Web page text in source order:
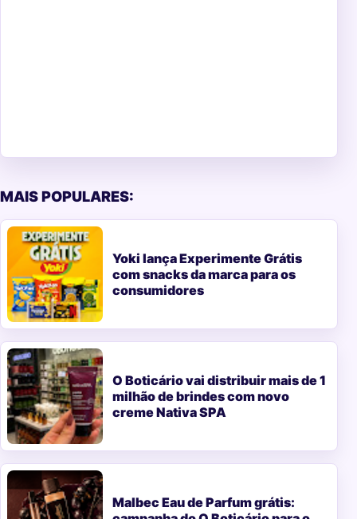
MAIS POPULARES:
Yoki lança Experimente Grátis
com snacks da marca para os
consumidores
O Boticário vai distribuir mais de 1
milhão de brindes com novo
creme Nativa SPA
Malbec Eau de Parfum grátis: